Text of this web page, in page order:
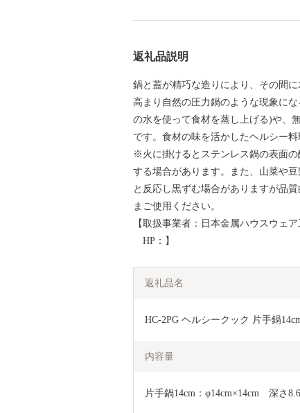
返礼品説明
鍋と蓋が精巧な造りにより、その間
高まり自然の圧力鍋のような現象に
の水を使って食材を蒸し上げる)や、
です。食材の味を活かしたヘルシー料
※火に掛けるとステンレス鍋の表面
する場合があります。また、山菜や
と反応し黒ずむ場合がありますが品
まご使用ください。
【取扱事業者：日本金属ハウスウェ
HP：】
返礼品名
HC-2PG ヘルシークック 片手鍋
内容量
片手鍋14cm：φ14cm×14cm　深さ